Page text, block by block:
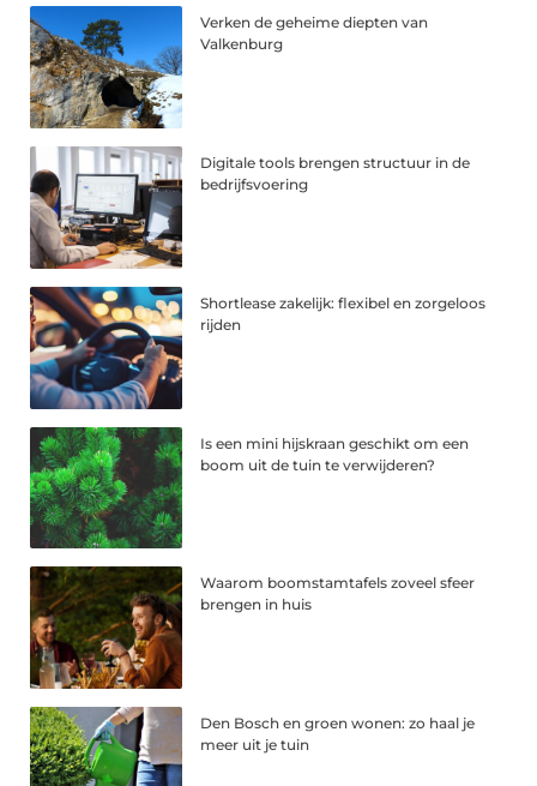
Verken de geheime diepten van
Valkenburg
Digitale tools brengen structuur in de
bedrijfsvoering
Shortlease zakelijk: flexibel en zorgeloos
rijden
Is een mini hijskraan geschikt om een
boom uit de tuin te verwijderen?
Waarom boomstamtafels zoveel sfeer
brengen in huis
Den Bosch en groen wonen: zo haal je
meer uit je tuin